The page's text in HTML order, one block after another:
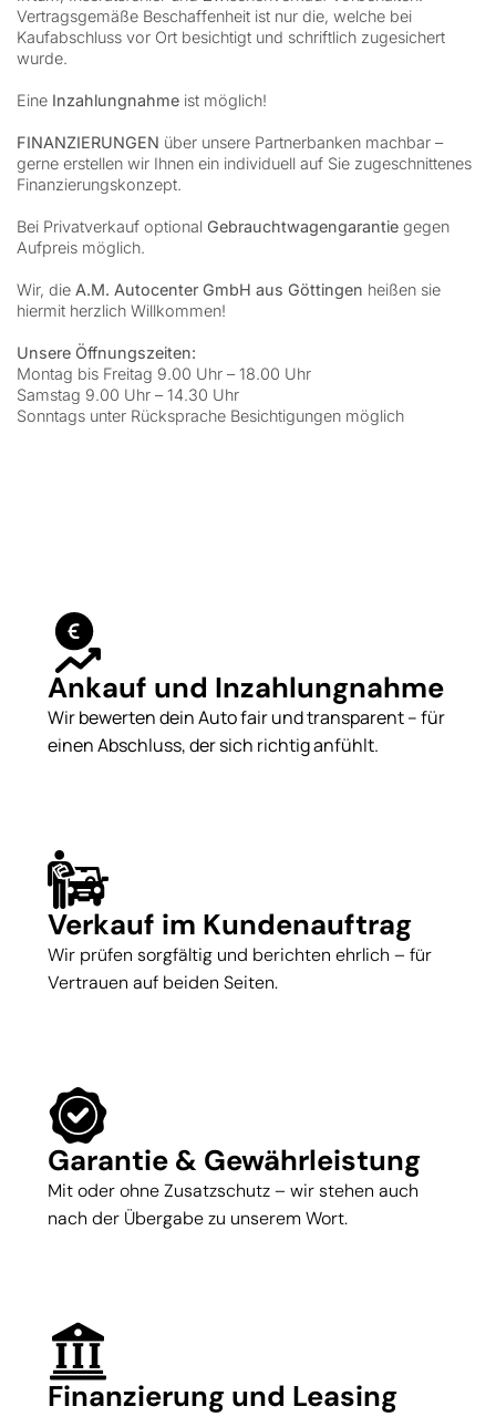
Vertragsgemäße Beschaffenheit ist nur die, welche bei
Kaufabschluss vor Ort besichtigt und schriftlich zugesichert
wurde.
Eine Inzahlungnahme ist möglich!
FINANZIERUNGEN über unsere Partnerbanken machbar –
gerne erstellen wir Ihnen ein individuell auf Sie zugeschnittenes
Finanzierungskonzept.
Bei Privatverkauf optional Gebrauchtwagengarantie gegen
Aufpreis möglich.
Wir, die A.M. Autocenter GmbH aus Göttingen heißen sie
hiermit herzlich Willkommen!
Unsere Öffnungszeiten:
Montag bis Freitag 9.00 Uhr – 18.00 Uhr
Samstag 9.00 Uhr – 14.30 Uhr
Sonntags unter Rücksprache Besichtigungen möglich
Ankauf und Inzahlungnahme
Wir bewerten dein Auto fair und transparent – für
einen Abschluss, der sich richtig anfühlt.
Verkauf im Kundenauftrag
Wir prüfen sorgfältig und berichten ehrlich – für
Vertrauen auf beiden Seiten.
Garantie & Gewährleistung
Mit oder ohne Zusatzschutz – wir stehen auch
nach der Übergabe zu unserem Wort.
Finanzierung und Leasing